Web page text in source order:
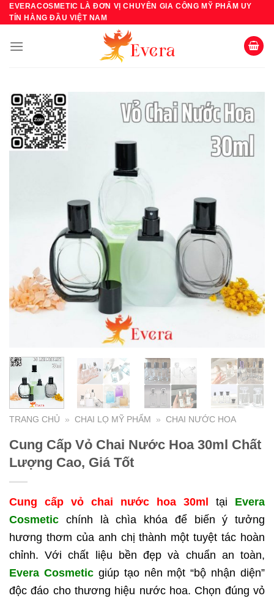
Bỏ
qua
dung
EVERACOSMETIC LÀ ĐƠN VỊ CHUYÊN GIA CÔNG MỸ PHẨM UY
TÍN HÀNG ĐẦU VIỆT NAM
TRANG CHỦ » CHAI LỌ MỸ PHẨM » CHAI NƯỚC HOA
Cung Cấp Vỏ Chai Nước Hoa 30ml Chất
Lượng Cao, Giá Tốt
Cung cấp vỏ chai nước hoa 30ml tại Evera
Cosmetic chính là chìa khóa để biến ý tưởng
hương thơm của anh chị thành một tuyệt tác hoàn
chỉnh. Với chất liệu bền đẹp và chuẩn an toàn,
Evera Cosmetic giúp tạo nên một “bộ nhận diện”
độc đáo cho thương hiệu nước hoa. Chọn đúng vỏ